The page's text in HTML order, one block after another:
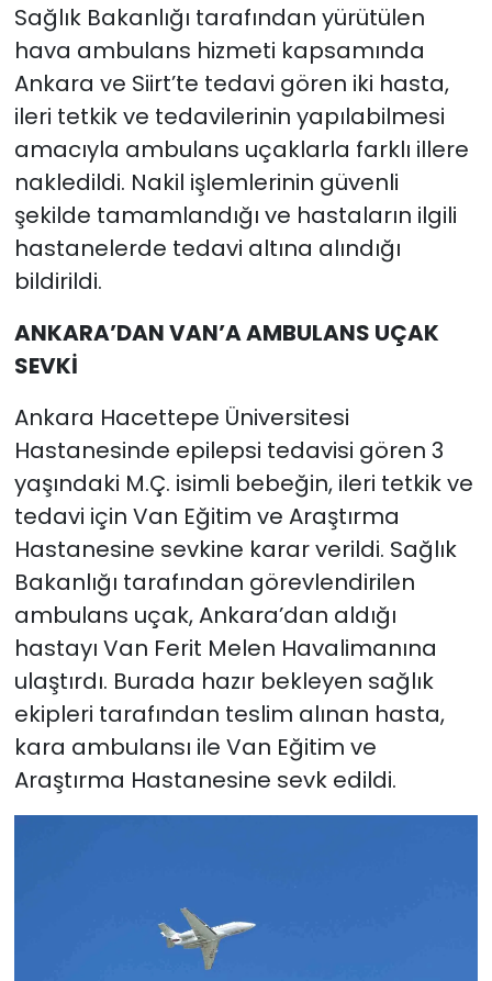
Sağlık Bakanlığı tarafından yürütülen
hava ambulans hizmeti kapsamında
Ankara ve Siirt’te tedavi gören iki hasta,
ileri tetkik ve tedavilerinin yapılabilmesi
amacıyla ambulans uçaklarla farklı illere
nakledildi. Nakil işlemlerinin güvenli
şekilde tamamlandığı ve hastaların ilgili
hastanelerde tedavi altına alındığı
bildirildi.
ANKARA’DAN VAN’A AMBULANS UÇAK
SEVKİ
Ankara Hacettepe Üniversitesi
Hastanesinde epilepsi tedavisi gören 3
yaşındaki M.Ç. isimli bebeğin, ileri tetkik ve
tedavi için Van Eğitim ve Araştırma
Hastanesine sevkine karar verildi. Sağlık
Bakanlığı tarafından görevlendirilen
ambulans uçak, Ankara’dan aldığı
hastayı Van Ferit Melen Havalimanına
ulaştırdı. Burada hazır bekleyen sağlık
ekipleri tarafından teslim alınan hasta,
kara ambulansı ile Van Eğitim ve
Araştırma Hastanesine sevk edildi.